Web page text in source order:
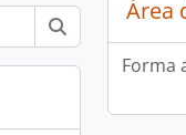
Área
Forma